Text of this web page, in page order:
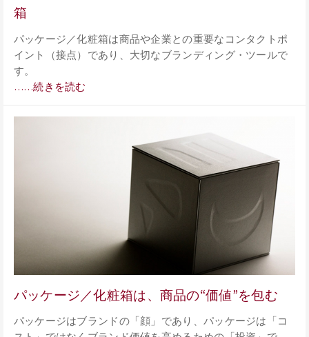
箱
パッケージ／化粧箱は商品や企業との重要なコンタクトポ
イント（接点）であり、大切なブランディング・ツールで
す。
……続きを読む
パッケージ／化粧箱は、商品の“価値”を包む
パッケージはブランドの「顔」であり、パッケージは「コ